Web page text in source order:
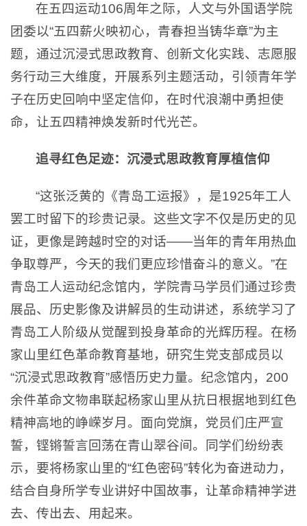
在五四运动106周年之际，人文与外国语学院
团委以“五四薪火映初心，青春担当铸华章”为主
题，通过沉浸式思政教育、创新文化实践、志愿服
务行动三大维度，开展系列主题活动，引领青年学
子在历史回响中坚定信仰，在时代浪潮中勇担使
命，让五四精神焕发新时代光芒。
追寻红色足迹：沉浸式思政教育厚植信仰
“这张泛黄的《青岛工运报》，是1925年工人
罢工时留下的珍贵记录。这些文字不仅是历史的见
证，更像是跨越时空的对话——当年的青年用热血
争取尊严，今天的我们更应珍惜奋斗的意义。”在
青岛工人运动纪念馆内，学院青马学员们通过珍贵
展品、历史影像及讲解员的生动讲述，系统学习了
青岛工人阶级从觉醒到投身革命的光辉历程。在杨
家山里红色革命教育基地，研究生党支部成员以
“沉浸式思政教育”感悟历史力量。纪念馆内，200
余件革命文物串联起杨家山里从抗日根据地到红色
精神高地的峥嵘岁月。面向党旗，党员们庄严宣
誓，铿锵誓言回荡在青山翠谷间。同学们纷纷表
示，要将杨家山里的“红色密码”转化为奋进动力，
结合自身所学专业讲好中国故事，让革命精神学进
去、传出去、用起来。